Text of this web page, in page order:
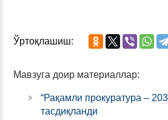
Ўртоқлашиш:
Мавзуга доир материаллар:
“Рақамли прокуратура –
тасдиқланди